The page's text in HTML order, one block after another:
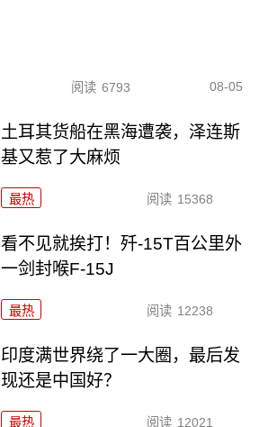
阅读 6793 08-05
土耳其货船在黑海遭袭，泽连斯
基又惹了大麻烦
最热 阅读 15368
看不见就挨打！歼-15T百公里外
一剑封喉F-15J
最热 阅读 12238
印度满世界绕了一大圈，最后发
现还是中国好？
最热 阅读 12021